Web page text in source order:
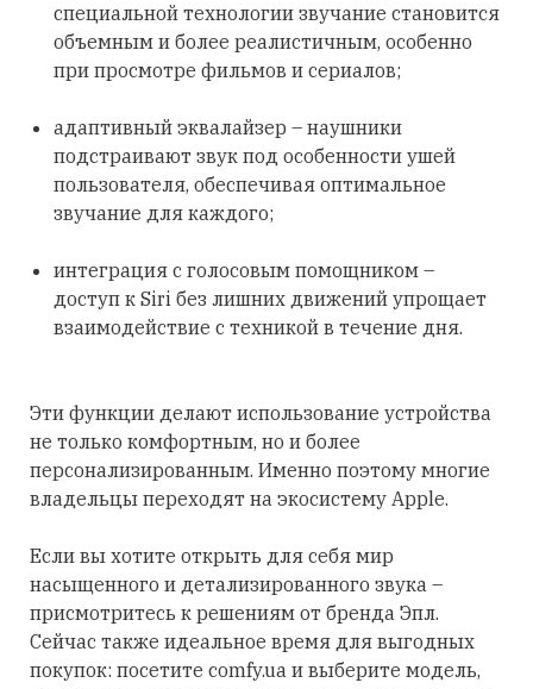
специальной технологии звучание становится
объемным и более реалистичным, особенно
при просмотре фильмов и сериалов;
адаптивный эквалайзер – наушники
подстраивают звук под особенности ушей
пользователя, обеспечивая оптимальное
звучание для каждого;
интеграция с голосовым помощником –
доступ к Siri без лишних движений упрощает
взаимодействие с техникой в течение дня.
Эти функции делают использование устройства
не только комфортным, но и более
персонализированным. Именно поэтому многие
владельцы переходят на экосистему Apple.
Если вы хотите открыть для себя мир
насыщенного и детализированного звука –
присмотритесь к решениям от бренда Эпл.
Сейчас также идеальное время для выгодных
покупок: посетите comfy.ua и выберите модель,